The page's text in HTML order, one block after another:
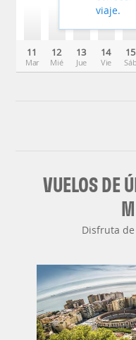
11
Mar
12
Mié
13
Jue
14
Vie
15
Sáb
viaje.
VUELOS DE
Disfruta